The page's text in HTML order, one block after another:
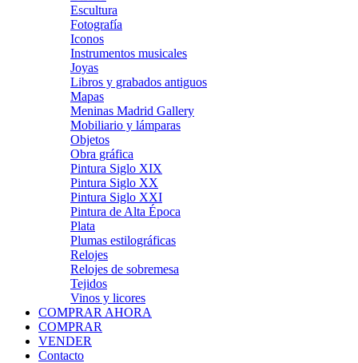
Escultura
Fotografía
Iconos
Instrumentos musicales
Joyas
Libros y grabados antiguos
Mapas
Meninas Madrid Gallery
Mobiliario y lámparas
Objetos
Obra gráfica
Pintura Siglo XIX
Pintura Siglo XX
Pintura Siglo XXI
Pintura de Alta Época
Plata
Plumas estilográficas
Relojes
Relojes de sobremesa
Tejidos
Vinos y licores
COMPRAR AHORA
COMPRAR
VENDER
Contacto